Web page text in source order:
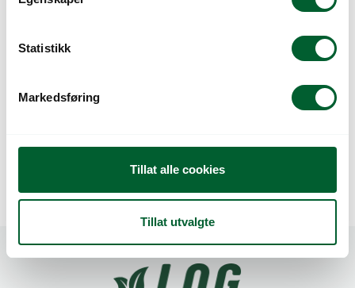
Statistikk
Markedsføring
Tillat alle cookies
Tillat utvalgte
ØKO, SPIRER, RADISE